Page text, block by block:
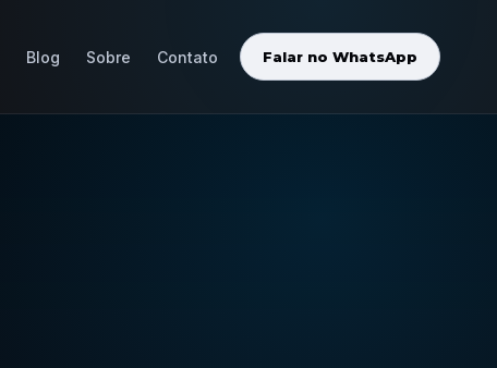
Blog Sobre Contato Falar no WhatsApp